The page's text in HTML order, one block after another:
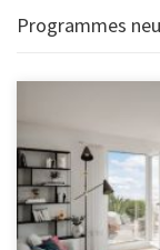
Programmes